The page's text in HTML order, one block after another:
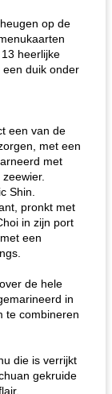
op de
heerlijke
duik onder
een van de
met een
met
Shin.
pronkt met
in zijn port
een
de hele
in
te combineren
die is verrijkt
gekruide